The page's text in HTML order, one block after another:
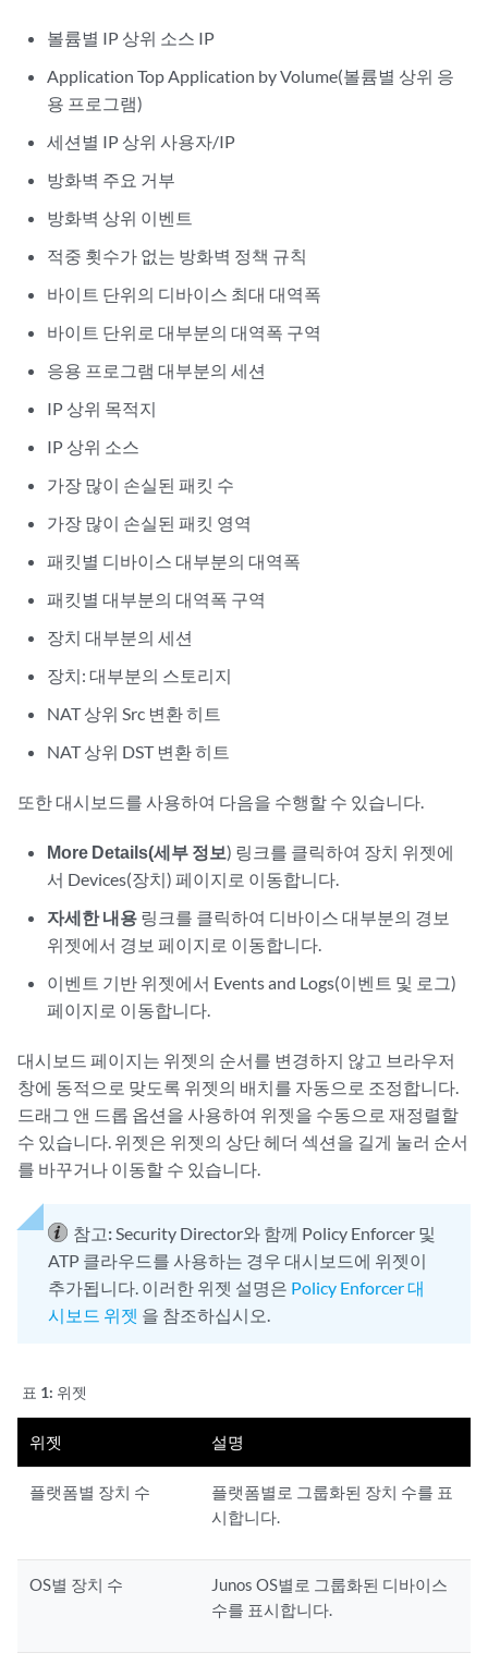
볼륨별 IP 상위 소스 IP
Application Top Application by Volume(볼륨별 상위 응
용 프로그램)
세션별 IP 상위 사용자/IP
방화벽 주요 거부
방화벽 상위 이벤트
적중 횟수가 없는 방화벽 정책 규칙
바이트 단위의 디바이스 최대 대역폭
바이트 단위로 대부분의 대역폭 구역
응용 프로그램 대부분의 세션
IP 상위 목적지
IP 상위 소스
가장 많이 손실된 패킷 수
가장 많이 손실된 패킷 영역
패킷별 디바이스 대부분의 대역폭
패킷별 대부분의 대역폭 구역
장치 대부분의 세션
장치: 대부분의 스토리지
NAT 상위 Src 변환 히트
NAT 상위 DST 변환 히트
또한 대시보드를 사용하여 다음을 수행할 수 있습니다.
More Details(세부 정보) 링크를 클릭하여 장치 위젯에
서 Devices(장치) 페이지로 이동합니다.
자세한 내용 링크를 클릭하여 디바이스 대부분의 경보
위젯에서 경보 페이지로 이동합니다.
이벤트 기반 위젯에서 Events and Logs(이벤트 및 로그)
페이지로 이동합니다.
대시보드 페이지는 위젯의 순서를 변경하지 않고 브라우저
창에 동적으로 맞도록 위젯의 배치를 자동으로 조정합니다.
드래그 앤 드롭 옵션을 사용하여 위젯을 수동으로 재정렬할
수 있습니다. 위젯은 위젯의 상단 헤더 섹션을 길게 눌러 순서
를 바꾸거나 이동할 수 있습니다.
참고:Security Director와 함께 Policy Enforcer 및
ATP 클라우드를 사용하는 경우 대시보드에 위젯이
추가됩니다. 이러한 위젯 설명은 Policy Enforcer 대
시보드 위젯 을 참조하십시오.
표 1: 위젯
위젯 설명
플랫폼별 장치 수
플랫폼별로 그룹화된 장치 수를 표
시합니다.
OS별 장치 수
Junos OS별로 그룹화된 디바이스
수를 표시합니다.